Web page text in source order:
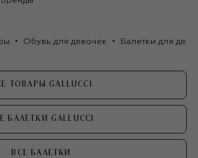
Обувь для девочек Балетки для
ТОВАРЫ GALLUCCI
БАЛЕТКИ GALLUCCI
ВСЕ БАЛЕТКИ